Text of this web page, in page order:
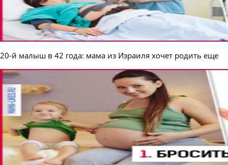
20-й малыш в 42 года: мама из Израиля хочет родить еще